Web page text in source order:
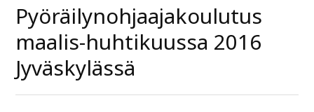
Pyöräilynohjaajakoulutus
maalis-huhtikuussa 2016
Jyväskylässä